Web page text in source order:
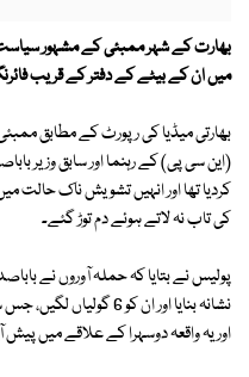
بھارت کے شہر ممبئی کے مشہور سیاست
میں ان کے بیٹے کے دفتر کے قریب
بھارتی میڈیا کی رپورٹ کے مطابق
(این سی پی) کے رہنما اور سابق وزیر
کردیا تھا اور انہیں تشویش ناک حالت
کی تاب نہ لاتے ہوئے دم توڑ گئے۔
پولیس نے بتایا کہ حملہ آوروں نے
نشانہ بنایا اور ان کو
اور یہ واقعہ دوسہرا کے علاقے میں پیش